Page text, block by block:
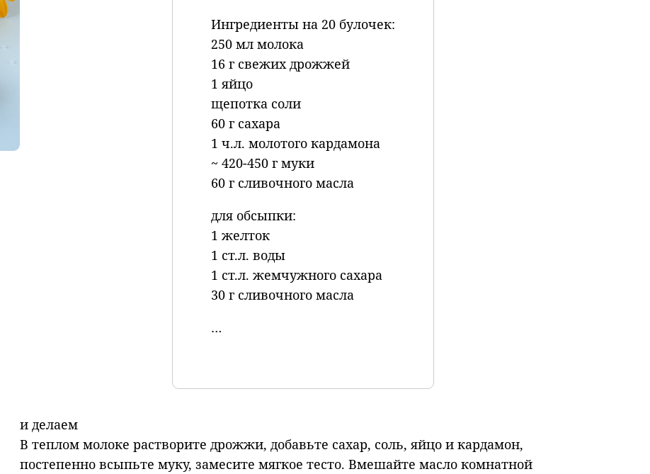
Ингредиенты на 20 булочек:
250 мл молока
16 г свежих дрожжей
1 яйцо
щепотка соли
60 г сахара
1 ч.л. молотого кардамона
~ 420-450 г муки
60 г сливочного масла
для обсыпки:
1 желток
1 ст.л. воды
1 ст.л. жемчужного сахара
30 г сливочного масла
…
и делаем
В теплом молоке растворите дрожжи, добавьте сахар, соль, яйцо и кардамон,
постепенно всыпьте муку, замесите мягкое тесто. Вмешайте масло комнатной